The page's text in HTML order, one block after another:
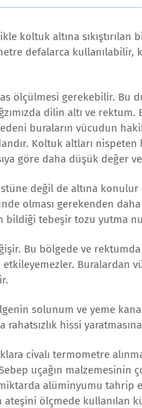
koltuk altına sıkıştırılan
defalarca kullanılabilir,
ölçülmesi gerekebilir. Bu
dilin altı ve rektum.
buraların vücudun
Koltuk altları nispeten
göre daha düşük değer
değil de altına konulur
olması gerekenden
tebeşir tozu yutma
Bu bölgede ve
Buralardan
solunum ve yeme
hissi
civalı termometre
uçağın malzemesinin
alüminyumu tahrip
ateşini ölçmede kullanılan